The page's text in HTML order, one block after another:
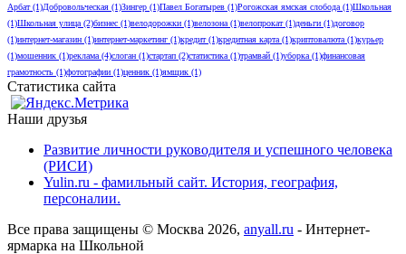
Арбат(1)Добровольческая (1)Зингер (1)Павел Богатырев (1)Рогожская ямская слобода (1)Школьная
(1)Школьная улица (2)бизнес (1)велодорожки (1)велозона (1)велопрокат(1)деньги (1)договор
(1)интернет-магазин (1)интернет-маркетинг (1)кредит(1)кредитная карта (1)криптовалюта (1)курьер
(1)мошенник (1)реклама (4)слоган (1)стартап (2)статистика (1)трамвай (1)уборка (1)финансовая
грамотность (1)фотографии (1)ценник (1)ямщик (1)
Статистика сайта
Наши друзья
Развитие личности руководителя и успешного человека
(РИСИ)
Yulin.ru - фамильный сайт. История, география,
персоналии.
Все права защищены © Москва 2026, anyall.ru - Интернет-
ярмарка на Школьной